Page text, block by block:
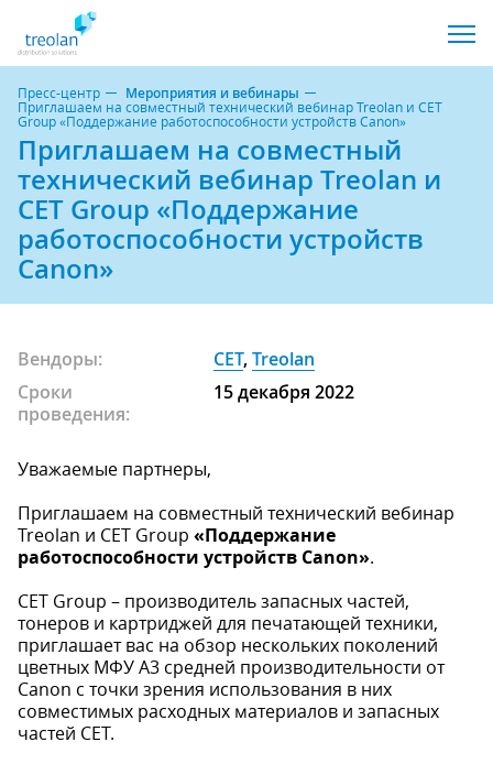
Пресс-центр Мероприятия и вебинары
Приглашаем на совместный технический вебинар Treolan и CET
Group «Поддержание работоспособности устройств Canon»
Приглашаем на совместный
технический вебинар Treolan и
CET Group «Поддержание
работоспособности устройств
Canon»
Вендоры: CET,Treolan
Сроки
проведения:
15 декабря 2022
Уважаемые партнеры,
Приглашаем на совместный технический вебинар
Treolan и CET Group «Поддержание
работоспособности устройств Canon».
СЕТ Group – производитель запасных частей,
тонеров и картриджей для печатающей техники,
приглашает вас на обзор нескольких поколений
цветных МФУ А3 средней производительности от
Canon с точки зрения использования в них
совместимых расходных материалов и запасных
частей CET.